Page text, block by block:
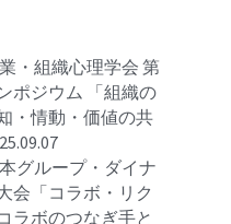
・組織心理学会 第
ポジウム 「組織の
・情動・価値の共
グループ・ダイナ
会「コラボ・リク
ラボのつなぎ手と